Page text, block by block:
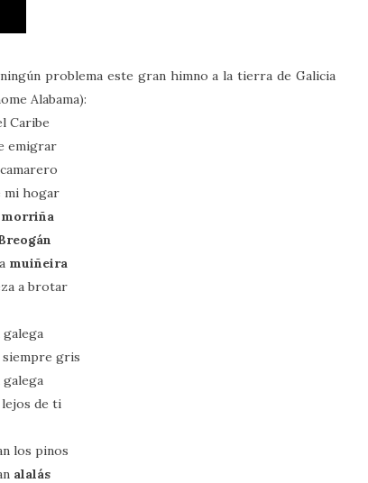
problema este gran himno a la tierra de Galicia
Alabama):
Caribe
emigrar
mi hogar
morriña
muiñeira
a brotar
siempre gris
de ti
los pinos
alalás